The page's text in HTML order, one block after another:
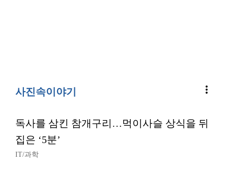
사진속이야기 more_vert
독사를 삼킨 참개구리…먹이사슬 상식을 뒤
집은 ‘5분’
IT/과학